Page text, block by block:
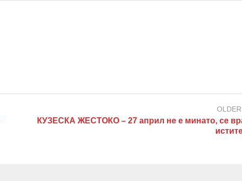
КУЗЕСКА ЖЕСТОКО – 27 април не е минато, се